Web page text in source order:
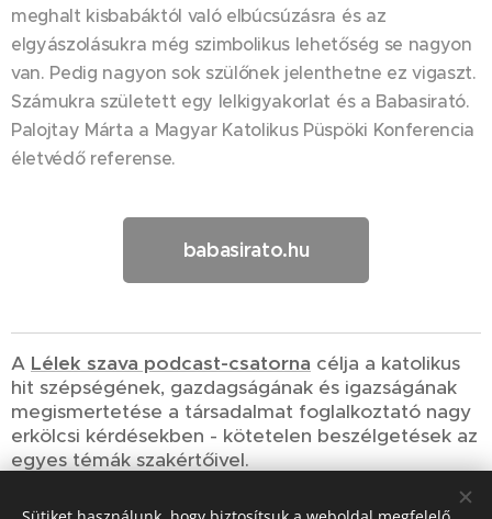
meghalt kisbabáktól való elbúcsúzásra és az
elgyászolásukra még szimbolikus lehetőség se nagyon
van. Pedig nagyon sok szülőnek jelenthetne ez vigaszt.
Számukra született egy lelkigyakorlat és a Babasirató.
Palojtay Márta a Magyar Katolikus Püspöki Konferencia
életvédő referense.
babasirato.hu
A Lélek szava podcast-csatorna célja a katolikus
hit szépségének, gazdagságának és igazságának
megismertetése a társadalmat foglalkoztató nagy
erkölcsi kérdésekben - kötetelen beszélgetések az
egyes témák szakértőivel.